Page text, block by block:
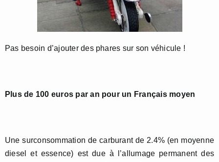
Pas besoin d’ajouter des phares sur son véhicule !
Plus de 100 euros par an pour un Français moyen
Une surconsommation de carburant de 2.4% (en moyenne
diesel et essence) est due à l’allumage permanent des